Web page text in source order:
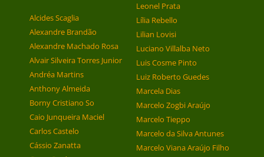
Alcides Scaglia
Alexandre Brandão
Alexandre Machado Rosa
Alvair Silveira Torres Junior
Andréa Martins
Anthony Almeida
Borny Cristiano So
Caio Junqueira Maciel
Carlos Castelo
Cássio Zanatta
Leonel Prata
Lília Rebello
Lilian Lovisi
Luciano Villalba Neto
Luis Cosme Pinto
Luiz Roberto Guedes
Marcela Dias
Marcelo Zogbi Araújo
Marcelo Tieppo
Marcelo da Silva Antunes
Marcelo Viana Araújo Filho